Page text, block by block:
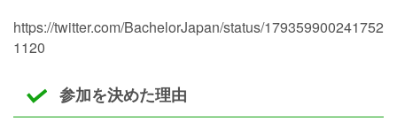
https://twitter.com/BachelorJapan/status/179359900241752
1120
参加を決めた理由